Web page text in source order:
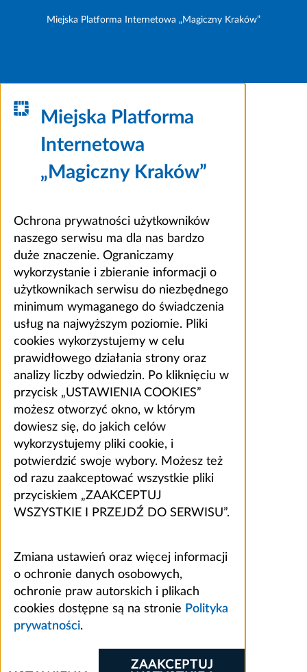
Miejska Platforma Internetowa „Magiczny Kraków”
Miejska Platforma
Internetowa
„Magiczny Kraków”
Ochrona prywatności użytkowników
naszego serwisu ma dla nas bardzo
duże znaczenie. Ograniczamy
wykorzystanie i zbieranie informacji o
użytkownikach serwisu do niezbędnego
minimum wymaganego do świadczenia
usług na najwyższym poziomie. Pliki
cookies wykorzystujemy w celu
prawidłowego działania strony oraz
analizy liczby odwiedzin. Po kliknięciu w
przycisk „USTAWIENIA COOKIES”
możesz otworzyć okno, w którym
dowiesz się, do jakich celów
wykorzystujemy pliki cookie, i
potwierdzić swoje wybory. Możesz też
od razu zaakceptować wszystkie pliki
przyciskiem „ZAAKCEPTUJ
WSZYSTKIE I PRZEJDŹ DO SERWISU”.
Zmiana ustawień oraz więcej informacji
o ochronie danych osobowych,
ochronie praw autorskich i plikach
cookies dostępne są na stronie Polityka
prywatności.
ZAAKCEPTUJ